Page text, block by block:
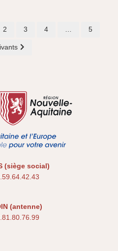
2 3 4 5
(siège social)
(antenne)